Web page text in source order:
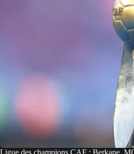
Ligue des champions CAF : Berkane,